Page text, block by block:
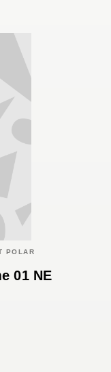
POLAR
01 NE